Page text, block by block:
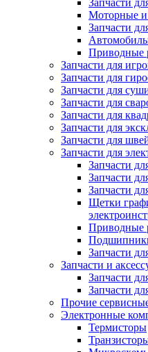
Запчасти
Моторные и
Запчасти
Приводные
Запчасти для
Запчасти для
Запчасти для
Запчасти для
Запчасти для
Запчасти для
Запчасти для
Запчасти для
Запчасти
Запчасти
Запчасти
Щетки
Приводные
Запчасти
Запчасти и
Запчасти
Запчасти
Прочие
Электронные
Термисторы